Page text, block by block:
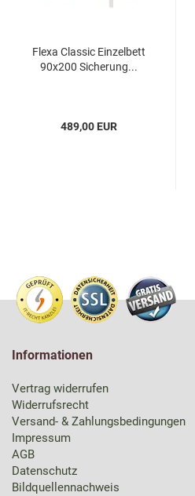
Flexa Classic Einzelbett
90x200 Sicherung...
489,00 EUR
Informationen
Vertrag widerrufen
Widerrufsrecht
Versand- & Zahlungsbedingungen
Impressum
AGB
Datenschutz
Bildquellennachweis